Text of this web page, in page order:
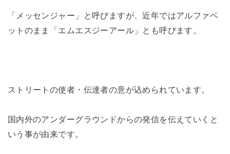
「メッセンジャー」と呼びますが、近年ではアルファベ
ットのまま「エムエスジーアール」とも呼びます。
ストリートの使者・伝達者の意が込められています。
国内外のアンダーグラウンドからの発信を伝えていくと
いう事が由来です。